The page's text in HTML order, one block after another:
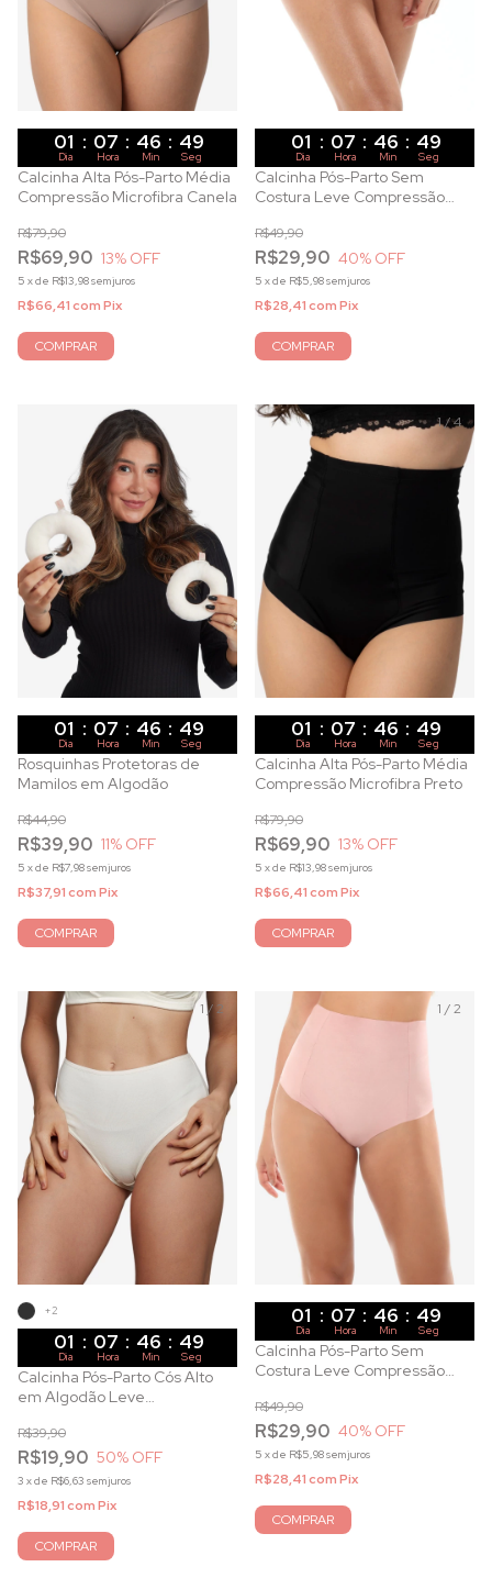
01 : 07 : 46 : 47
Dia Hora Min Seg
Calcinha Alta Pós-Parto Média
Compressão Microfibra Canela
R$69,90
R$79,90
13% OFF
5 xde R$13,98sem juros
R$66,41comPix
COMPRAR
01 : 07 : 46 : 47
Dia Hora Min Seg
Calcinha Pós-Parto Sem
Costura Leve Compressão
R$29,90
R$49,90
40% OFF
5 xde R$5,98sem juros
R$28,41comPix
COMPRAR
01 : 07 : 46 : 47
Dia Hora Min Seg
Rosquinhas Protetoras de
Mamilos em Algodão
R$39,90
R$44,90
11% OFF
5 xde R$7,98sem juros
R$37,91comPix
1/4
01 : 07 : 46 : 47
Dia Hora Min Seg
Calcinha Alta Pós-Parto Média
Compressão Microfibra Preto
R$69,90
R$79,90
13% OFF
5 xde R$13,98sem juros
R$66,41comPix
COMPRAR
1/ 2
01 : 07 : 46 : 47
Dia Hora Min Seg
Calcinha Pós-Parto Cós Alto
em Algodão Leve
R$19,90
R$39,90
50% OFF
3 xde R$6,63 sem juros
R$18,91comPix
+2
COMPRAR
1 /2
01 : 07 : 46 : 47
Dia Hora Min Seg
Calcinha Pós-Parto Sem
Costura Leve Compressão
R$29,90
R$49,90
40% OFF
5 xde R$5,98sem juros
R$28,41comPix
COMPRAR